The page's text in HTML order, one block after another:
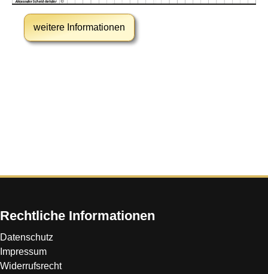
weitere Informationen
Rechtliche Informationen
Datenschutz
Impressum
Widerrufsrecht